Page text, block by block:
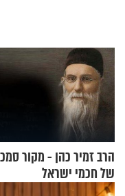
הרב זמיר כהן - מקור
של חכמי ישראל